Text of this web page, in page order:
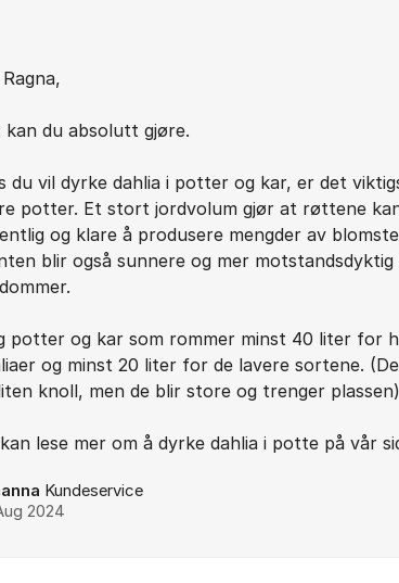
kan du absolutt gjøre.
du vil dyrke dahlia i potter og kar, er det
potter. Et stort jordvolum gjør at røttene
og klare å produsere mengder av
blir også sunnere og mer
potter og kar som rommer minst 40 liter for
og minst 20 liter for de lavere sortene.
knoll, men de blir store og trenger plassen)
lese mer om å dyrke dahlia i potte på vår
Kundeservice
2024